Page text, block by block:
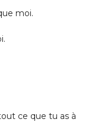
moi.
ce que tu as à